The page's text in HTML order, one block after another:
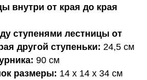
внутри от края до края
ступенями лестницы от
другой ступеньки: 24,5 см
90 см
размеры: 14 х 14 х 34 см